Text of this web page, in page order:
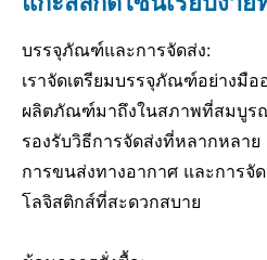
บรรจุภัณฑ์และการจัดส่ง:
เราจัดเตรียมบรรจุภัณฑ์อย่างมือ
ผลิตภัณฑ์มาถึงในสภาพที่สมบูรณ์
รองรับวิธีการจัดส่งที่หลากหลาย
การขนส่งทางอากาศ และการจั
โลจิสติกส์ที่สะดวกสบาย